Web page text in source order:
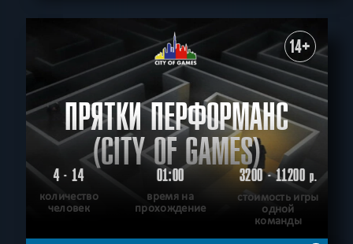
14+
ПРЯТКИ ПЕРФОРМАНС
(CITY OF GAMES)
4 - 14
количество
человек
01:00
время на
прохождение
3200 - 11200р.
стоимость игры
одной
команды